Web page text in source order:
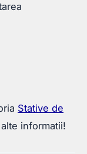
Stative de
informatii!